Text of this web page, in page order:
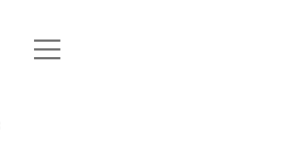
GŁÓWNA
open